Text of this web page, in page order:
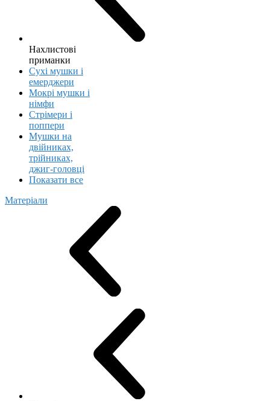
Нахлистові
приманки
Сухі мушки і
емерджери
Мокрі мушки і
німфи
Стрімери і
поппери
Мушки на
двійниках,
трійниках,
джиг-головці
Показати все
Матеріали